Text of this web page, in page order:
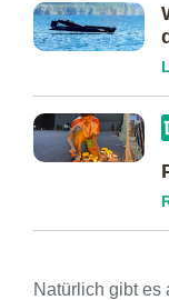
Natürlich gibt es